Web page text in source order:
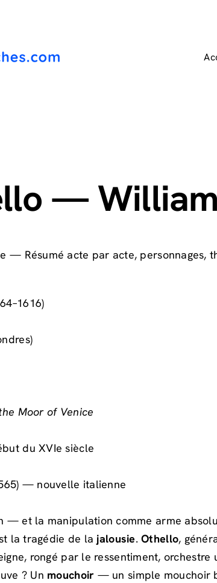
—
— Résumé acte par acte, personnages,
Moor of Venice
du XVIe siècle
— nouvelle italienne
— et la manipulation comme arme
la tragédie de la jalousie.Othello,
rongé par le ressentiment,
? Un mouchoir — un simple mouchoir